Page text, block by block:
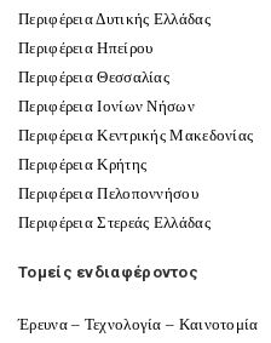
Περιφέρεια Δυτικής Ελλάδας
Περιφέρεια Ηπείρου
Περιφέρεια Θεσσαλίας
Περιφέρεια Ιονίων Νήσων
Περιφέρεια Κεντρικής Μακεδονίας
Περιφέρεια Κρήτης
Περιφέρεια Πελοποννήσου
Περιφέρεια Στερεάς Ελλάδας
Τομείς ενδιαφέροντος
Έρευνα – Τεχνολογία – Καινοτομία